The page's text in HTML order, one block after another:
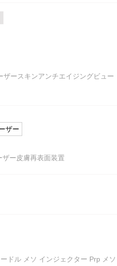
ースキンアンチエイジングビュー
ザー
ー皮膚再表面装置
ドル メソ インジェクター Prp メソ